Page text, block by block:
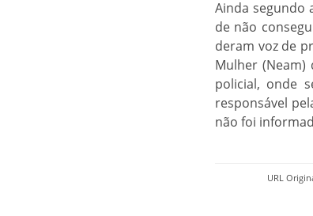
Ainda segundo
de não
deram voz de
Mulher (Neam)
policial, onde
responsável
não foi
URL